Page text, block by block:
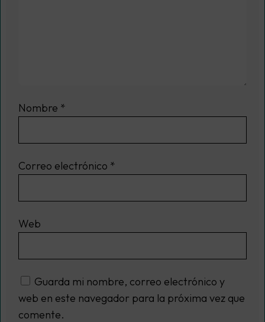
Nombre *
Correo electrónico *
Web
Guarda mi nombre, correo electrónico y
web en este navegador para la próxima vez que
comente.